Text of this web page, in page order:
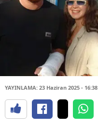
YAYINLAMA: 23 Haziran 2025 - 16:38